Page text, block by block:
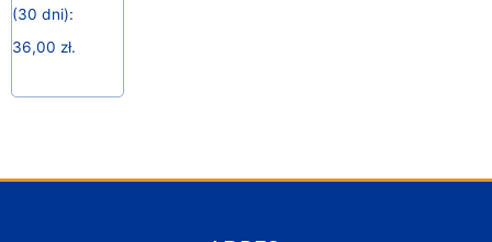
(30 dni):
36,00 zł.